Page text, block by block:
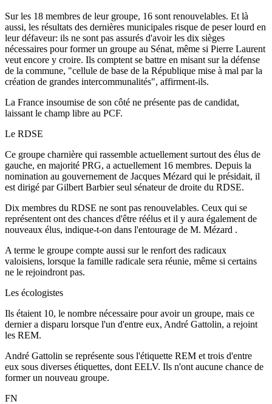
Sur les 18 membres de leur groupe, 16 sont renouvelables. Et là
aussi, les résultats des dernières municipales risque de peser lourd en
leur défaveur: ils ne sont pas assurés d'avoir les dix sièges
nécessaires pour former un groupe au Sénat, même si Pierre Laurent
veut encore y croire. Ils comptent se battre en misant sur la défense
de la commune, "cellule de base de la République mise à mal par la
création de grandes intercommunalités", affirment-ils.
La France insoumise de son côté ne présente pas de candidat,
laissant le champ libre au PCF.
Le RDSE
Ce groupe charnière qui rassemble actuellement surtout des élus de
gauche, en majorité PRG, a actuellement 16 membres. Depuis la
nomination au gouvernement de Jacques Mézard qui le présidait, il
est dirigé par Gilbert Barbier seul sénateur de droite du RDSE.
Dix membres du RDSE ne sont pas renouvelables. Ceux qui se
représentent ont des chances d'être réélus et il y aura également de
nouveaux élus, indique-t-on dans l'entourage de M. Mézard .
A terme le groupe compte aussi sur le renfort des radicaux
valoisiens, lorsque la famille radicale sera réunie, même si certains
ne le rejoindront pas.
Les écologistes
Ils étaient 10, le nombre nécessaire pour avoir un groupe, mais ce
dernier a disparu lorsque l'un d'entre eux, André Gattolin, a rejoint
les REM.
André Gattolin se représente sous l'étiquette REM et trois d'entre
eux sous diverses étiquettes, dont EELV. Ils n'ont aucune chance de
former un nouveau groupe.
FN